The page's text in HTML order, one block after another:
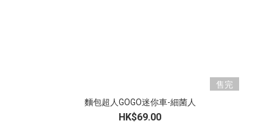
售完
麵包超人GOGO迷你車-細菌人
HK$69.00